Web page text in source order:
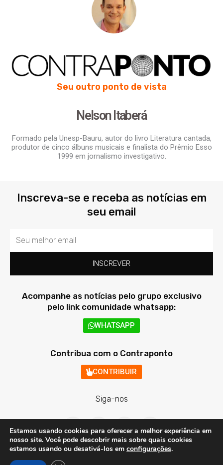
Seu outro ponto de vista
Nelson Itaberá
Formado pela Unesp-Bauru, autor do livro Literatura cantada,
produtor de cinco álbuns musicais e finalista do Prêmio Esso
1999 em jornalismo investigativo.
Inscreva-se e receba as notícias em
seu email
Email
INSCREVER
Acompanhe as notícias pelo grupo exclusivo
pelo link comunidade whatsapp:
WHATSAPP
Contribua com o Contraponto
CONTRIBUIR
Siga-nos
F
a
c
e
b
T
w
i
t
t
I
n
s
t
a
Y
o
u
t
u
Contraponto Digital - Todos os direitos reservados © 2020 - 2026
Estamos usando cookies para oferecer a melhor experiência em
nosso site. Você pode descobrir mais sobre quais cookies
estamos usando ou desativá-los em configurações.